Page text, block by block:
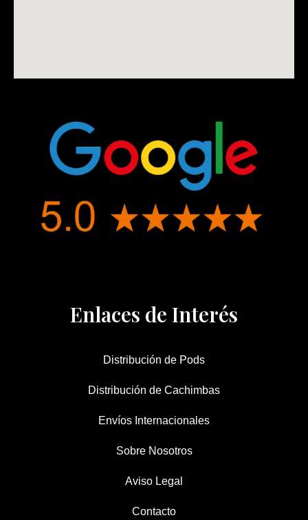
Enlaces de Interés
Distribución de Pods
Distribución de Cachimbas
Envíos Internacionales
Sobre Nosotros
Aviso Legal
Contacto